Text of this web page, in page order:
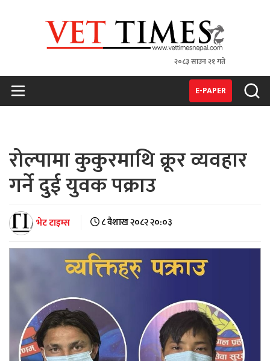
२०८३ साउन २१ गते
E-PAPER
रोल्पामा कुकुरमाथि क्रूर व्यवहार
गर्ने दुई युवक पक्राउ
भेट टाइम्स ८ वैशाख २०८२ २०:०३